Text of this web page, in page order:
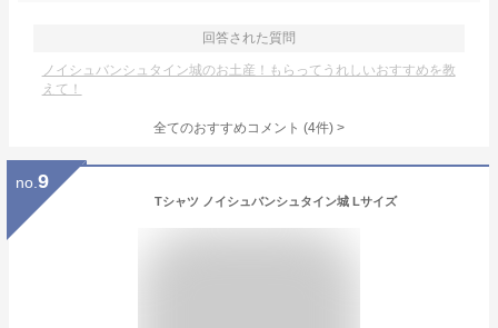
回答された質問
ノイシュバンシュタイン城のお土産！もらってうれしいおすすめを教
えて！
全てのおすすめコメント (4件) >
no. 9
Tシャツ ノイシュバンシュタイン城 Lサイズ